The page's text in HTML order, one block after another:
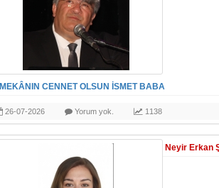
MEKÂNIN CENNET OLSUN İSMET BABA
26-07-2026 Yorum yok. 1138
Neyir Erkan